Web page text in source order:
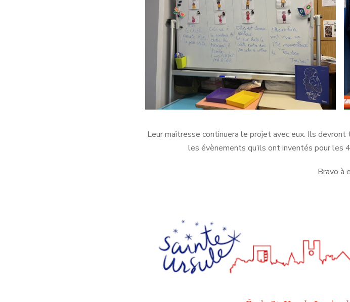
Leur maîtresse continuera le projet avec eux. Ils
les évènements qu’ils ont inventés pour les
Bravo à